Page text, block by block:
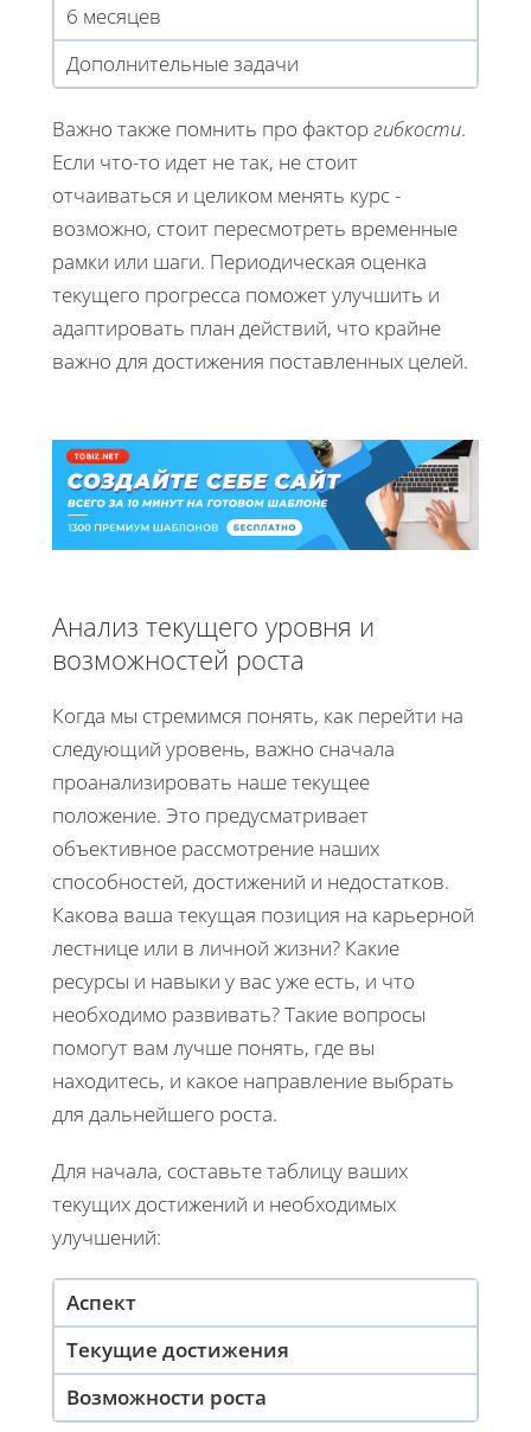
6 месяцев
Дополнительные задачи
Важно также помнить про фактор гибкости.
Если что-то идет не так, не стоит
отчаиваться и целиком менять курс -
возможно, стоит пересмотреть временные
рамки или шаги. Периодическая оценка
текущего прогресса поможет улучшить и
адаптировать план действий, что крайне
важно для достижения поставленных целей.
Анализ текущего уровня и
возможностей роста
Когда мы стремимся понять, как перейти на
следующий уровень, важно сначала
проанализировать наше текущее
положение. Это предусматривает
объективное рассмотрение наших
способностей, достижений и недостатков.
Какова ваша текущая позиция на карьерной
лестнице или в личной жизни? Какие
ресурсы и навыки у вас уже есть, и что
необходимо развивать? Такие вопросы
помогут вам лучше понять, где вы
находитесь, и какое направление выбрать
для дальнейшего роста.
Для начала, составьте таблицу ваших
текущих достижений и необходимых
улучшений:
Аспект
Текущие достижения
Возможности роста